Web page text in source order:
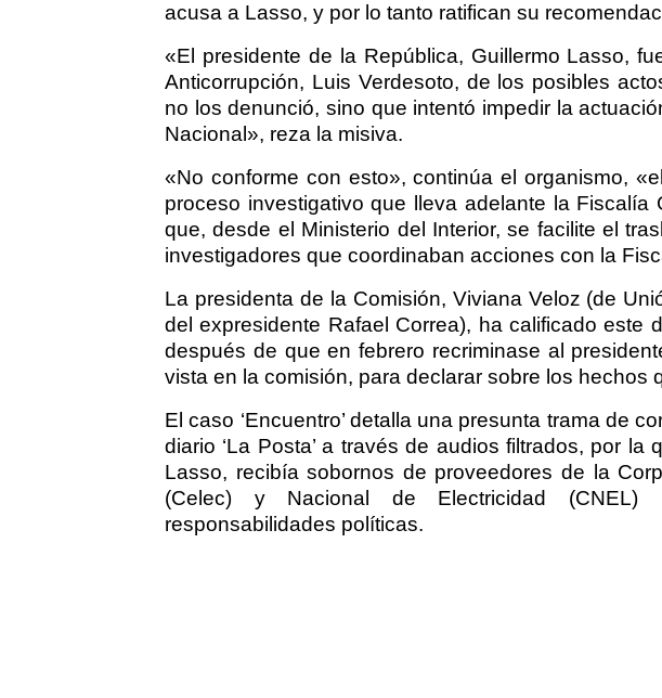
acusa a Lasso, y por lo tanto ratifican su
«El presidente de la República, Guillermo Lasso,
Anticorrupción, Luis Verdesoto, de los posibles
no los denunció, sino que intentó impedir la
Nacional», reza la misiva.
«No conforme con esto», continúa el organismo,
proceso investigativo que lleva adelante la Fiscalía
que, desde el Ministerio del Interior, se facilite el
investigadores que coordinaban acciones con la
La presidenta de la Comisión, Viviana Veloz (de
del expresidente Rafael Correa), ha calificado este
después de que en febrero recriminase al
vista en la comisión, para declarar sobre los hechos
El caso ‘Encuentro’ detalla una presunta trama de
diario ‘La Posta’ a través de audios filtrados, por la
Lasso, recibía sobornos de proveedores de la
(Celec) y Nacional de Electricidad
responsabilidades políticas.